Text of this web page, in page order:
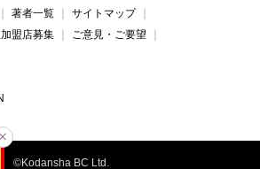
著者一覧
サイトマップ
盟店募集
ご意見・ご要望
©Kodansha BC Ltd.